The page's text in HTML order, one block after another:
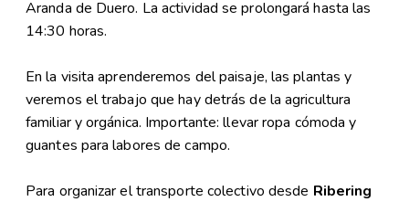
Aranda de Duero. La actividad se prolongará hasta las
14:30 horas.
En la visita aprenderemos del paisaje, las plantas y
veremos el trabajo que hay detrás de la agricultura
familiar y orgánica. Importante: llevar ropa cómoda y
guantes para labores de campo.
Para organizar el transporte colectivo desde Ribering